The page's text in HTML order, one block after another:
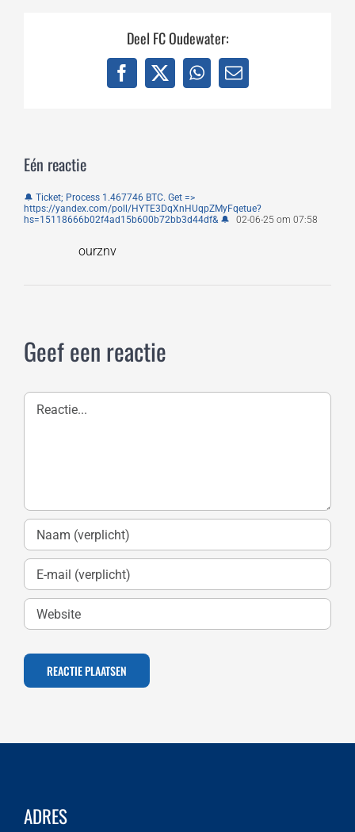
Deel FC Oudewater:
Facebook
X WhatsApp
E-
Eén reactie
🔔 Ticket; Process 1.467746 BTC. Get =>
https://yandex.com/poll/HYTE3DqXnHUqpZMyFqetue?
hs=15118666b02f4ad15b600b72bb3d44df& 🔔
02-06-25 om 07:58
ourznv
Geef een reactie
Reactie
ADRES